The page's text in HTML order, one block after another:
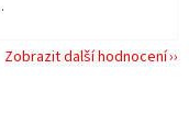
Zobrazit další hodnocení